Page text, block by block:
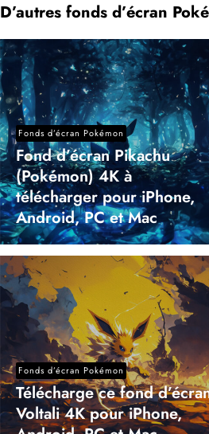
D’autres fonds d’écran
Fonds d’écran Pokémon
Fond d’écran Pikachu
(Pokémon) 4K à
télécharger pour iPhone,
Android, PC et Mac
Fonds d’écran Pokémon
Télécharge ce fond
Voltali 4K pour iPhone,